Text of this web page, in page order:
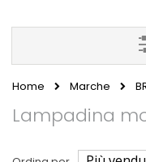
Home Marche
Lampadina